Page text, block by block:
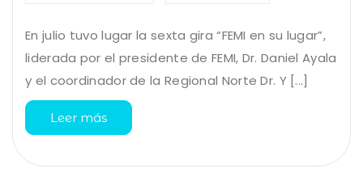
En julio tuvo lugar la sexta gira “FEMI en su lugar”,
liderada por el presidente de FEMI, Dr. Daniel Ayala
y el coordinador de la Regional Norte Dr. Y [...]
Leer más